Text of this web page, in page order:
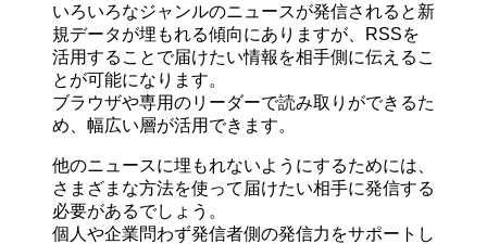
いろいろなジャンルのニュースが発信されると新
規データが埋もれる傾向にありますが、RSSを
活用することで届けたい情報を相手側に伝えるこ
とが可能になります。
ブラウザや専用のリーダーで読み取りができるた
め、幅広い層が活用できます。
他のニュースに埋もれないようにするためには、
さまざまな方法を使って届けたい相手に発信する
必要があるでしょう。
個人や企業問わず発信者側の発信力をサポートし